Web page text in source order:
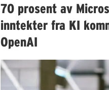
70 prosent av
inntekter fra KI
OpenAI